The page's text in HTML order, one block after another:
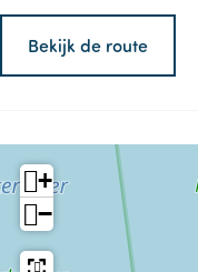
Bekijk de route
+
−